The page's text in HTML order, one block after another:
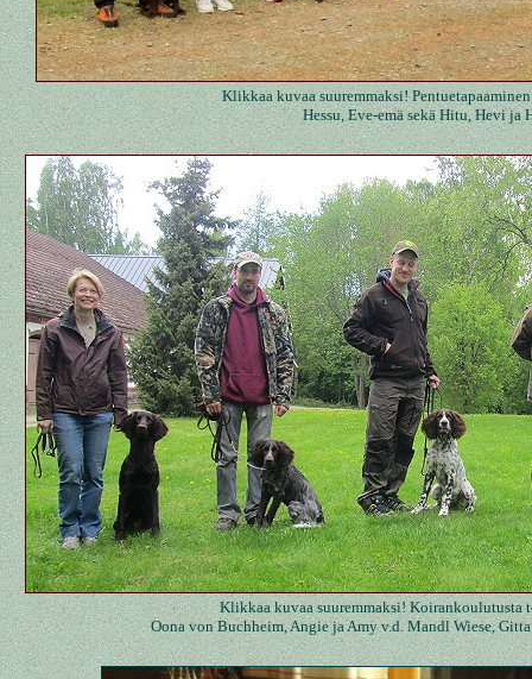
Klikkaa kuvaa suuremmaksi!
Hessu, Eve-emä sekä Hitu, Hevi ja
Klikkaa kuvaa suuremmaksi! Koirankoulutusta
Oona von Buchheim, Angie ja Amy v.d. Mandl Wiese,